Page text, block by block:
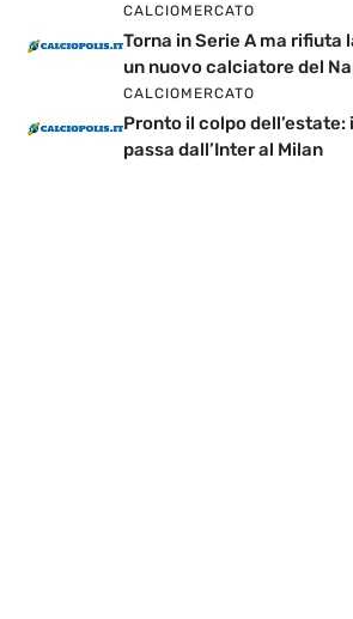
CALCIOMERCATO
Torna in Serie A ma rifiuta
un nuovo calciatore del
CALCIOMERCATO
Pronto il colpo dell’estate:
passa dall’Inter al Milan